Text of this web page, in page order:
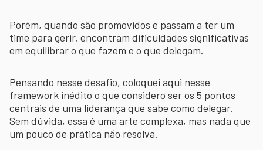
Porém, quando são promovidos e passam a ter um
time para gerir, encontram dificuldades significativas
em equilibrar o que fazem e o que delegam.
Pensando nesse desafio, coloquei aqui nesse
framework inédito o que considero ser os 5 pontos
centrais de uma liderança que sabe como delegar.
Sem dúvida, essa é uma arte complexa, mas nada que
um pouco de prática não resolva.